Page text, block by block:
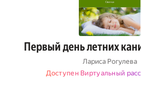
Первый день летних
Лариса Рогулева
Доступен Виртуальный